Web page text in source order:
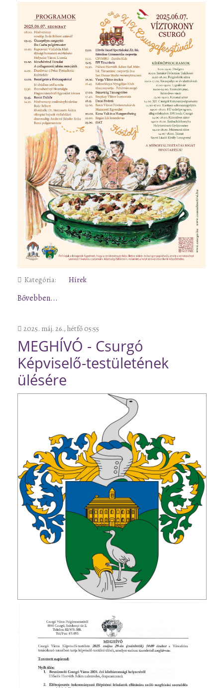
Kategória: Hírek
Bővebben...
2025. máj. 26., hétfő 05:55
MEGHÍVÓ - Csurgó
Képviselő-testületének
ülésére